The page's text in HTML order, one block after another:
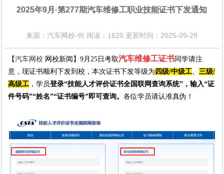
2025年9月·第277期汽车维修工职业技能证书下发通知
来源：汽车网校-何 阅读：1620 更新时间：2025-09-29
【汽车网校 网校新闻】9月25日考取汽车维修工证书同学请注
意， 现证书顺利下发到校，本次证书下发等级为 四级/中级工、 三级/
高级工，学员登录“技能人才评价证书全国联网查询系统”， 输入“证
件号码”“姓名”“证书编号”即可查询。 各位学员请认准真伪！